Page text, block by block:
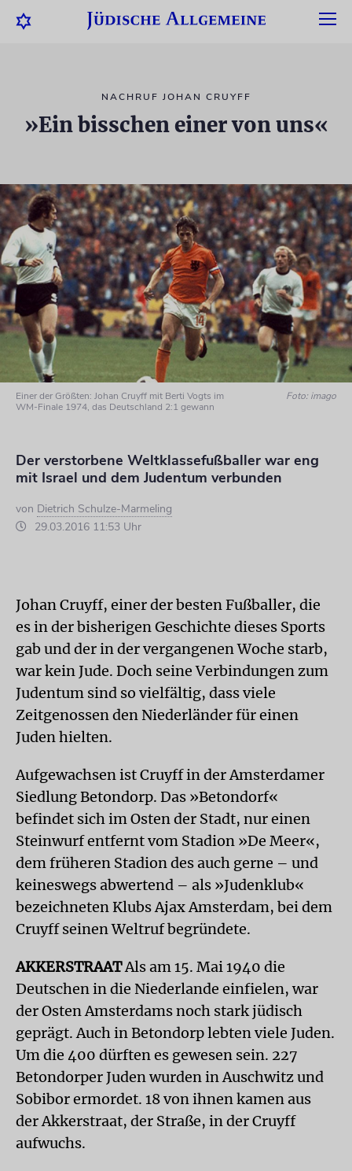
NACHRUF JOHAN CRUYFF
»Ein bisschen einer von uns«
Einer der Größten: Johan Cruyff mit Berti Vogts im
WM-Finale 1974, das Deutschland 2:1 gewann
Foto: imago
Der verstorbene Weltklassefußballer war eng
mit Israel und dem Judentum verbunden
von Dietrich Schulze-Marmeling
29.03.2016 11:53 Uhr
Johan Cruyff, einer der besten Fußballer, die
es in der bisherigen Geschichte dieses Sports
gab und der in der vergangenen Woche starb,
war kein Jude. Doch seine Verbindungen zum
Judentum sind so vielfältig, dass viele
Zeitgenossen den Niederländer für einen
Juden hielten.
Aufgewachsen ist Cruyff in der Amsterdamer
Siedlung Betondorp. Das »Betondorf«
befindet sich im Osten der Stadt, nur einen
Steinwurf entfernt vom Stadion »De Meer«,
dem früheren Stadion des auch gerne – und
keineswegs abwertend – als »Judenklub«
bezeichneten Klubs Ajax Amsterdam, bei dem
Cruyff seinen Weltruf begründete.
AKKERSTRAATAls am 15. Mai 1940 die
Deutschen in die Niederlande einfielen, war
der Osten Amsterdams noch stark jüdisch
geprägt. Auch in Betondorp lebten viele Juden.
Um die 400 dürften es gewesen sein. 227
Betondorper Juden wurden in Auschwitz und
Sobibor ermordet. 18 von ihnen kamen aus
der Akkerstraat, der Straße, in der Cruyff
aufwuchs.